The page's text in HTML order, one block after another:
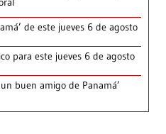
de este jueves 6 de agosto
para este jueves 6 de agosto
buen amigo de Panamá’